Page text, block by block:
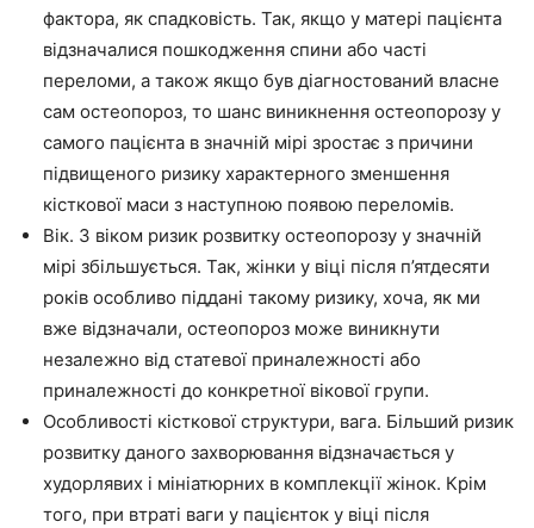
фактора, як спадковість. Так, якщо у матері пацієнта
відзначалися пошкодження спини або часті
переломи, а також якщо був діагностований власне
сам остеопороз, то шанс виникнення остеопорозу у
самого пацієнта в значній мірі зростає з причини
підвищеного ризику характерного зменшення
кісткової маси з наступною появою переломів.
Вік. З віком ризик розвитку остеопорозу у значній
мірі збільшується. Так, жінки у віці після п’ятдесяти
років особливо піддані такому ризику, хоча, як ми
вже відзначали, остеопороз може виникнути
незалежно від статевої приналежності або
приналежності до конкретної вікової групи.
Особливості кісткової структури, вага. Більший ризик
розвитку даного захворювання відзначається у
худорлявих і мініатюрних в комплекції жінок. Крім
того, при втраті ваги у пацієнток у віці після